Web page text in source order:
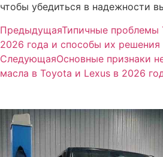
чтобы убедиться в надежности
ПредыдущаяТипичные проблемы
2026 года и способы их решения
СледующаяОсновные признаки
масла в Toyota и Lexus в 2026